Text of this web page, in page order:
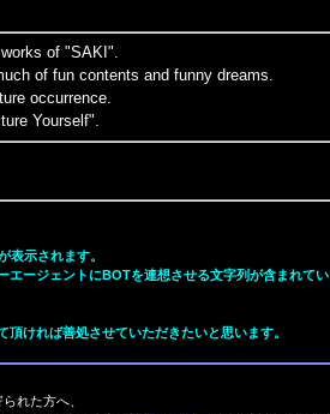
of "SAKI".
of fun contents and funny dreams.
occurrence.
Yourself".
示されます。
ージェントにBOTを連想させる文字列が含まれてい
頂ければ善処させていただきたいと思います。
れた方へ、